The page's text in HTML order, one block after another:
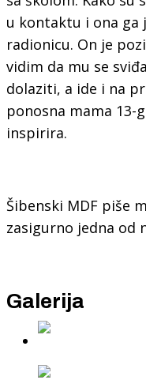
u kontaktu i ona ga
radionicu. On je
vidim da mu se
dolaziti, a ide i na
ponosna mama 13-
inspirira.
Šibenski MDF piše
zasigurno jedna od
Galerija